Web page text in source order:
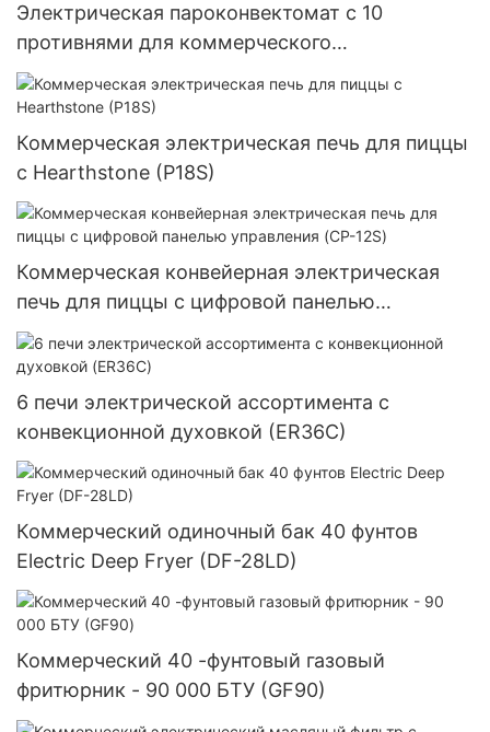
Электрическая пароконвектомат с 10
противнями для коммерческого
использования, 380 В (YSD-10)
Коммерческая электрическая печь для пиццы
с Hearthstone (P18S)
Коммерческая конвейерная электрическая
печь для пиццы с цифровой панелью
управления (CP-12S)
6 печи электрической ассортимента с
конвекционной духовкой (ER36C)
Коммерческий одиночный бак 40 фунтов
Electric Deep Fryer (DF-28LD)
Коммерческий 40 -фунтовый газовый
фритюрник - 90 000 БТУ (GF90)